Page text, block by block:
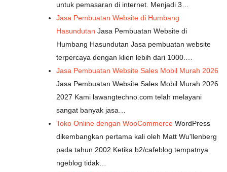
untuk pemasaran di internet. Menjadi 3…
Jasa Pembuatan Website di Humbang
Hasundutan Jasa Pembuatan Website di
Humbang Hasundutan Jasa pembuatan website
terpercaya dengan klien lebih dari 1000.…
Jasa Pembuatan Website Sales Mobil Murah 2026
Jasa Pembuatan Website Sales Mobil Murah 2026
2027 Kami lawangtechno.com telah melayani
sangat banyak jasa…
Toko Online dengan WooCommerce WordPress
dikembangkan pertama kali oleh Matt Wu'llenberg
pada tahun 2002 Ketika b2/cafeblog tempatnya
ngeblog tidak…